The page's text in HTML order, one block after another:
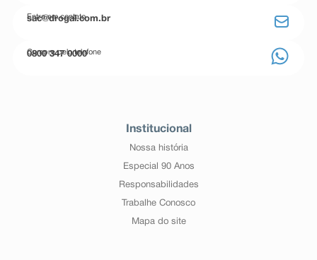
Entre em contato
sac@drogal.com.br
Compre pelo telefone
0800 347 0000
Institucional
Nossa história
Especial 90 Anos
Responsabilidades
Trabalhe Conosco
Mapa do site